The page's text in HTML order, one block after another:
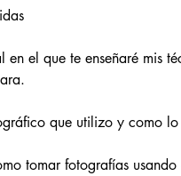
en el que te enseñaré mis
que utilizo y como
tomar fotografías